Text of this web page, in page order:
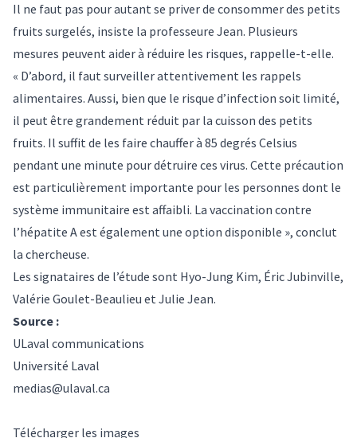
Il ne faut pas pour autant se priver de consommer des petits
fruits surgelés, insiste la professeure Jean. Plusieurs
mesures peuvent aider à réduire les risques, rappelle-t-elle.
« D’abord, il faut surveiller attentivement les rappels
alimentaires. Aussi, bien que le risque d’infection soit limité,
il peut être grandement réduit par la cuisson des petits
fruits. Il suffit de les faire chauffer à 85 degrés Celsius
pendant une minute pour détruire ces virus. Cette précaution
est particulièrement importante pour les personnes dont le
système immunitaire est affaibli. La vaccination contre
l’hépatite A est également une option disponible », conclut
la chercheuse.
Les signataires de l’étude sont Hyo-Jung Kim, Éric Jubinville,
Valérie Goulet-Beaulieu et Julie Jean.
Source :
ULaval communications
Université Laval
medias@ulaval.ca
Télécharger les images